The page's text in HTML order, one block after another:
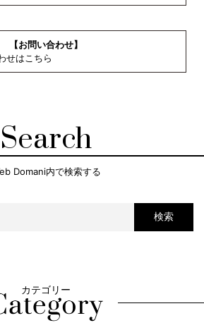
【お問い合わせ】
せはこちら
Search
Domani内で検索する
検索
カテゴリー